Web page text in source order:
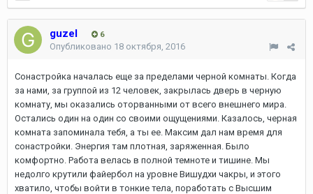
guzel 6
Опубликовано 18 октября, 2016
Сонастройка началась еще за пределами черной комнаты. Когда
за нами, за группой из 12 человек, закрылась дверь в черную
комнату, мы оказались оторванными от всего внешнего мира.
Остались один на один со своими ощущениями. Казалось, черная
комната запоминала тебя, а ты ее. Максим дал нам время для
сонастройки. Энергия там плотная, заряженная. Было
комфортно. Работа велась в полной темноте и тишине. Мы
недолго крутили файербол на уровне Вишудхи чакры, и этого
хватило, чтобы войти в тонкие тела, поработать с Высшим